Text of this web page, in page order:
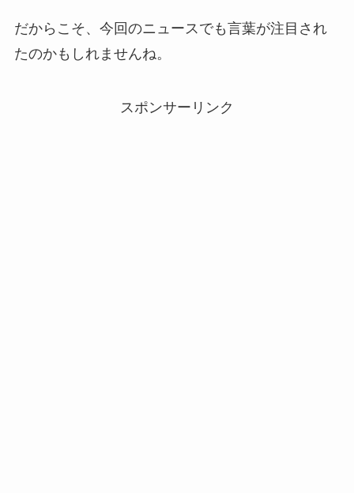
だからこそ、今回のニュースでも言葉が注目され
たのかもしれませんね。
スポンサーリンク